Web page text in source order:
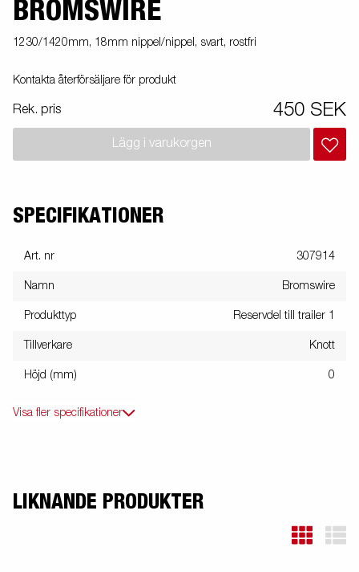
BROMSWIRE
1230/1420mm, 18mm nippel/nippel, svart, rostfri
Kontakta återförsäljare för produkt
Rek. pris 450 SEK
Lägg i varukorgen
SPECIFIKATIONER
Art. nr 307914
Namn Bromswire
Produkttyp Reservdel till trailer 1
Tillverkare Knott
Höjd (mm) 0
Visa fler specifikationer
LIKNANDE PRODUKTER